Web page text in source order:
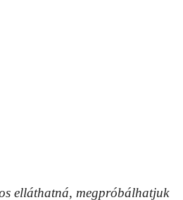
elláthatná, megpróbálhatjuk